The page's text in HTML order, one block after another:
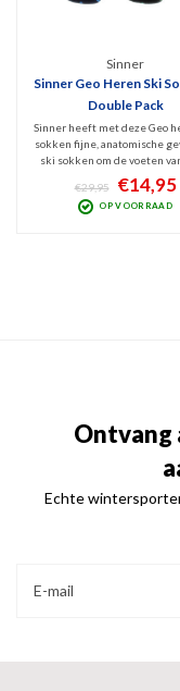
Sinner
Sinner Geo Heren Ski
Double Pack
Sinner heeft met deze Geo
sokken fijne, anatomische
ski sokken om de voeten
en snowboarder droog,
beschermd te houden.
comfort en ontlasten van
€29,95 €14,95
OP VOORRAAD
Ontvang
Echte